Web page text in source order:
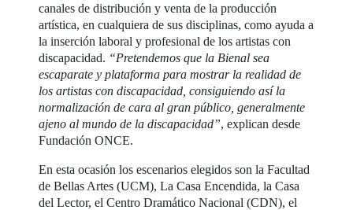
canales de distribución y venta de la producción
artística, en cualquiera de sus disciplinas, como ayuda a
la inserción laboral y profesional de los artistas con
discapacidad. “Pretendemos que la Bienal sea
escaparate y plataforma para mostrar la realidad de
los artistas con discapacidad, consiguiendo así la
normalización de cara al gran público, generalmente
ajeno al mundo de la discapacidad”, explican desde
Fundación ONCE.
En esta ocasión los escenarios elegidos son la Facultad
de Bellas Artes (UCM), La Casa Encendida, la Casa
del Lector, el Centro Dramático Nacional (CDN), el